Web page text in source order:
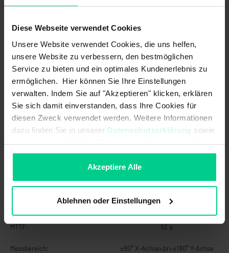
Diese Webseite verwendet Cookies
Unsere Website verwendet Cookies, die uns helfen,
unsere Website zu verbessern, den bestmöglichen
Service zu bieten und ein optimales Kundenerlebnis zu
ermöglichen. Hier können Sie Ihre Einstellungen
verwalten. Indem Sie auf "Akzeptieren" klicken, erklären
Sie sich damit einverstanden, dass Ihre Cookies für
diesen Zweck verwendet werden. Weitere Informationen
dazu finden Sie in unserer Datenschutzerklärung sowie
imImpressum. Sollten Sie hiermit nicht einverstanden
sein, können Sie die Verwendung von Cookies hier
Akzeptiere Alle
Ablehnen oder Einstellungen
16750-2 Level 1-4
EMV Flurförderzeuge (Norm):
EMV Land- und forstwirtschaftliche
Maschinen (Norm):
EN ISO 14982, Load dump Pulse B
with Us = 85V, Cranking ISO 16750-2
Level 1-4
Genauigkeit dynamisch typ.: ±0,5 °
Hysterese: -
Initialisierungszeit nach Power
500 ms
Kurzschlusssicherheit: ISO 16750-2
MTTF: 92 a
Messbereich: ±90° X-Achse<br>±180° Y-Achse